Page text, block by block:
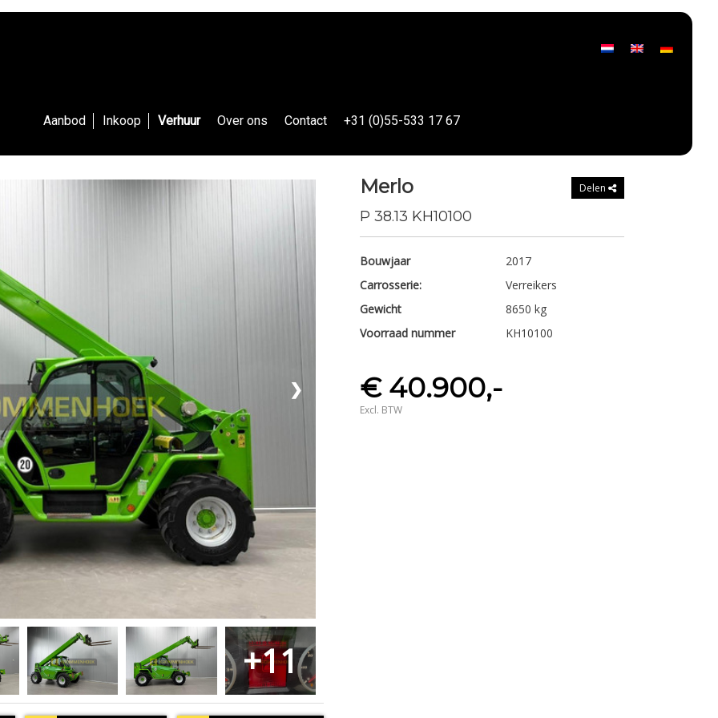
Aanbod Inkoop Verhuur Over ons Contact +31 (0)55-533 17 67
❯
+11
Delen
Merlo
P 38.13 KH10100
Bouwjaar
2017
Carrosserie:
Verreikers
Gewicht
8650 kg
Voorraad nummer
KH10100
€ 40.900,-
Excl. BTW